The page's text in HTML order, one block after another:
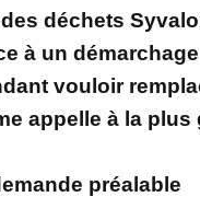
déchets
à un
vouloir
appelle à la
préalable